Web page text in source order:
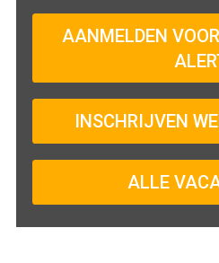
AANMELDEN
INSCHRIJVEN
ALLE